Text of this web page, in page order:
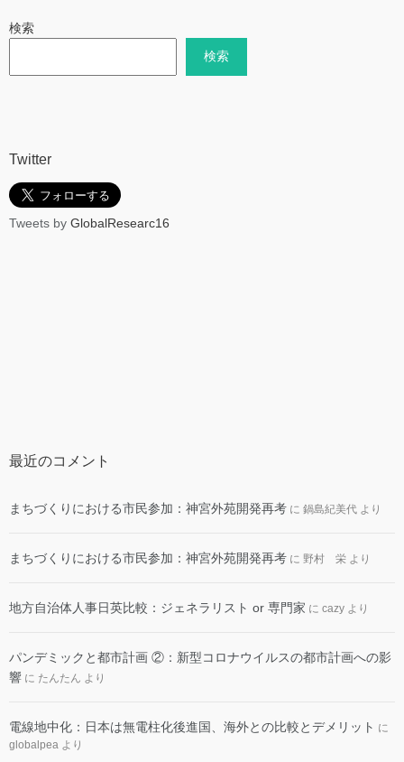
検索
検索
Twitter
Tweets by GlobalResearc16
最近のコメント
まちづくりにおける市民参加：神宮外苑開発再考 に 鍋島紀美代 より
まちづくりにおける市民参加：神宮外苑開発再考 に 野村 栄 より
地方自治体人事日英比較：ジェネラリスト or 専門家 に cazy より
パンデミックと都市計画 ②：新型コロナウイルスの都市計画への影
響 に たんたん より
電線地中化：日本は無電柱化後進国、海外との比較とデメリット に
globalpea より